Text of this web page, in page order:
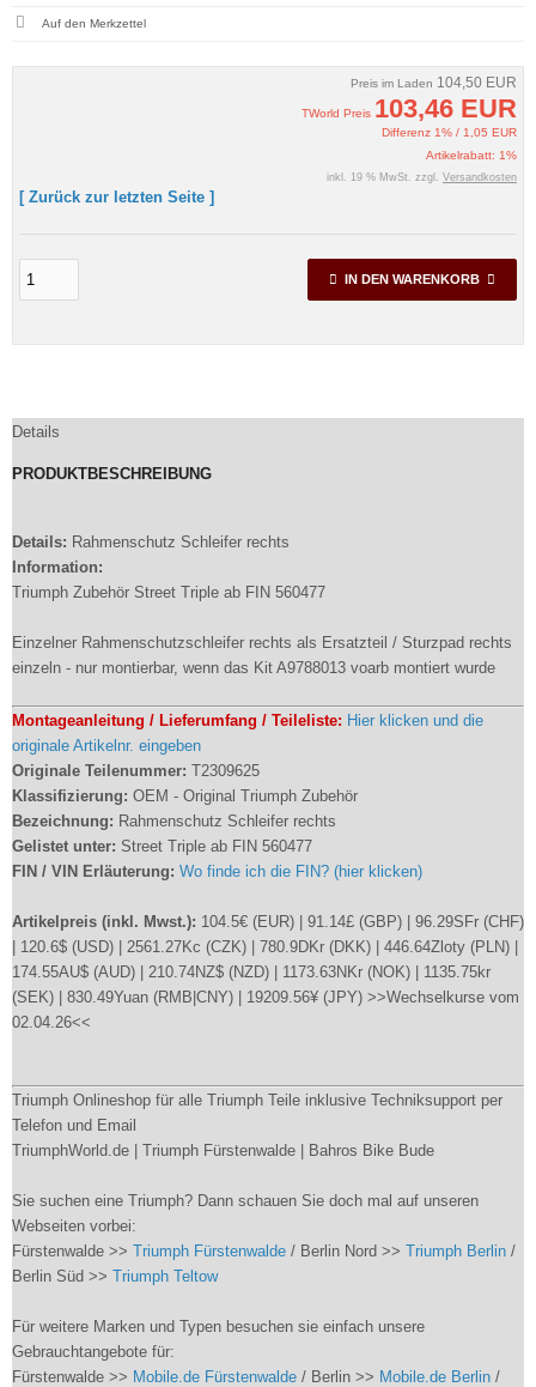
Preis im Laden 104,50 EUR
TWorld Preis 103,46 EUR
Differenz 1% / 1,05 EUR
Artikelrabatt: 1%
inkl. 19 % MwSt. zzgl. Versandkosten
[ Zurück zur letzten Seite ]
IN DEN WARENKORB
Details
PRODUKTBESCHREIBUNG
Details: Rahmenschutz Schleifer rechts
Information:
Triumph Zubehör Street Triple ab FIN 560477
Einzelner Rahmenschutzschleifer rechts als Ersatzteil / Sturzpad rechts
einzeln - nur montierbar, wenn das Kit A9788013 voarb montiert wurde
Montageanleitung / Lieferumfang / Teileliste: Hier klicken und die
originale Artikelnr. eingeben
Originale Teilenummer: T2309625
Klassifizierung: OEM - Original Triumph Zubehör
Bezeichnung: Rahmenschutz Schleifer rechts
Gelistet unter: Street Triple ab FIN 560477
FIN / VIN Erläuterung: Wo finde ich die FIN? (hier klicken)
Artikelpreis (inkl. Mwst.): 104.5€ (EUR) | 91.14£ (GBP) | 96.29SFr (CHF)
| 120.6$ (USD) | 2561.27Kc (CZK) | 780.9DKr (DKK) | 446.64Zloty (PLN) |
174.55AU$ (AUD) | 210.74NZ$ (NZD) | 1173.63NKr (NOK) | 1135.75kr
(SEK) | 830.49Yuan (RMB|CNY) | 19209.56¥ (JPY) >>Wechselkurse vom
02.04.26<<
Triumph Onlineshop für alle Triumph Teile inklusive Techniksupport per
Telefon und Email
TriumphWorld.de | Triumph Fürstenwalde | Bahros Bike Bude
Sie suchen eine Triumph? Dann schauen Sie doch mal auf unseren
Webseiten vorbei:
Fürstenwalde >> Triumph Fürstenwalde / Berlin Nord >> Triumph Berlin /
Berlin Süd >> Triumph Teltow
Für weitere Marken und Typen besuchen sie einfach unsere
Gebrauchtangebote für:
Fürstenwalde >> Mobile.de Fürstenwalde / Berlin >> Mobile.de Berlin /